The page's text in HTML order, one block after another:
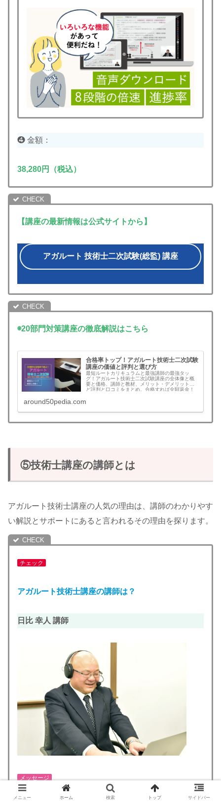
❹ 金額：
38,280円（税込）
【講座の最新情報は公式サイトから】
アガルート 技術士二次試験(総監) 講座
◉20部門対策講座の徹底解説はこちら
合格率トップ！アガルート技術士二次試験
講座の価値と評判と選び方
最短ルートカリキュラムと最強講師の最強タッ
グ！アガルート技術士二次試験講座の全体像と概
要と価格、講師と教材、メリット・デメリットな
ど評判と口コミをまとめ。合格すれば全額返金！
around50pedia.com
⑤技術士講座の講師とは
アガルート技術士講座の人気の理由は、講師のわかりやす
い解説とサポートにあると言われるその理由を探ります。
チェック
アガルート技術士講座の講師は？
日比 幸人 講師
メッセージ
メニュー ホーム 検索 トップ サイドバー